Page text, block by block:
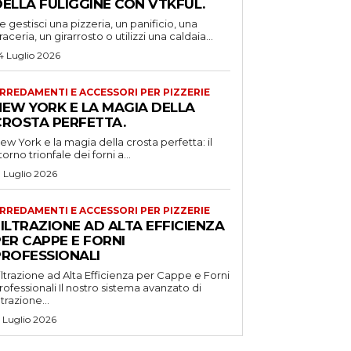
FULIGGINE CON VTKFUL.
gestisci una pizzeria, un panificio, una
un girarrosto o utilizzi una caldaia...
Luglio 2026
E ACCESSORI PER PIZZERIE
YORK E LA MAGIA DELLA
PERFETTA.
York e la magia della crosta perfetta: il
trionfale dei forni a...
Luglio 2026
E ACCESSORI PER PIZZERIE
AD ALTA EFFICIENZA
CAPPE E FORNI
ad Alta Efficienza per Cappe e Forni
Il nostro sistema avanzato di
Luglio 2026